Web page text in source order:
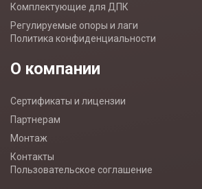
Комплектующие для ДПК
Регулируемые опоры и лаги
Политика конфиденциальности
О компании
Сертификаты и лицензии
Партнерам
Монтаж
Контакты
Пользовательское соглашение